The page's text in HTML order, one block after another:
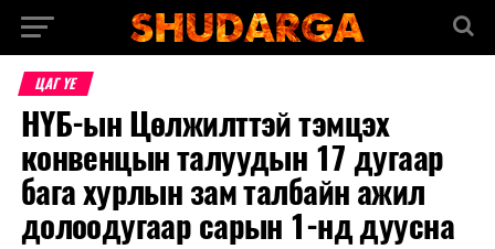
ЦАГ ҮЕ
НҮБ-ын Цөлжилттэй тэмцэх
конвенцын талуудын 17 дугаар
бага хурлын зам талбайн ажил
долоодугаар сарын 1-нд дуусна